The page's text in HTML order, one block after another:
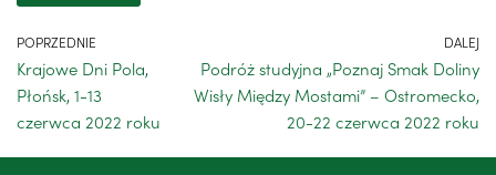
POPRZEDNIE
Krajowe Dni Pola,
Płońsk, 1-13
czerwca 2022 roku
DALEJ
Podróż studyjna „Poznaj Smak Doliny
Wisły Między Mostami” – Ostromecko,
20-22 czerwca 2022 roku